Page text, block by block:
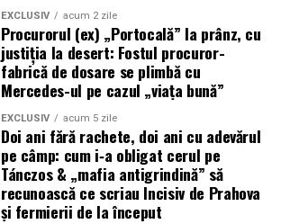
EXCLUSIV acum 2 zile
Procurorul (ex) „Portocală” la prânz, cu
justiția la desert: Fostul procuror-
fabrică de dosare se plimbă cu
Mercedes-ul pe cazul „viața bună”
EXCLUSIV acum 5 zile
Doi ani fără rachete, doi ani cu adevărul
pe câmp: cum i‑a obligat cerul pe
Tánczos & „mafia antigrindină” să
recunoască ce scriau Incisiv de Prahova
și fermierii de la început